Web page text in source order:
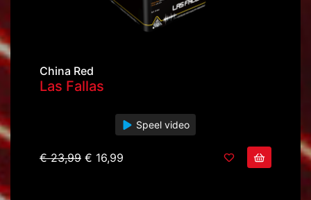
China Red
Las Fallas
Speel video
€ 23,99 € 16,99